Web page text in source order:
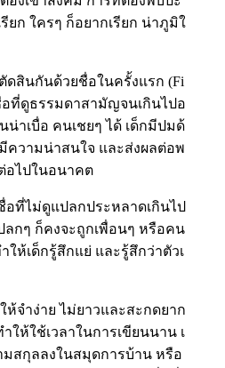
ก ใครๆ ก็อยากเรียก น่าภูมิใ
ดสินกันด้วยชื่อในครั้งแรก (Fi
ชื่อที่ดูธรรมดาสามัญจนเกินไปอ
าเบื่อ คนเชยๆ ได้ เด็กมีปมด้
ความน่าสนใจ และส่งผลต่อพ
อไปในอนาคต
อที่ไม่ดูแปลกประหลาดเกินไป
กๆ ก็คงจะถูกเพื่อนๆ หรือคน
ให้เด็กรู้สึกแย่ และรู้สึกว่าตัวเ
ห้จำง่าย ไม่ยาวและสะกดยาก
ให้ใช้เวลาในการเขียนนาน เ
สกุลลงในสมุดการบ้าน หรือ